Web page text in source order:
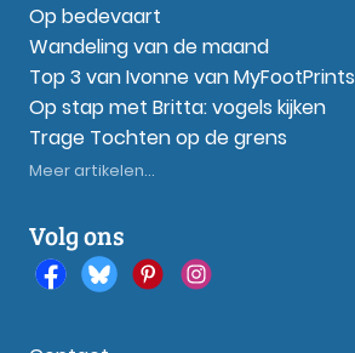
Op bedevaart
Wandeling van de maand
Top 3 van Ivonne van MyFootPrints
Op stap met Britta: vogels kijken
Trage Tochten op de grens
Meer artikelen...
Volg ons